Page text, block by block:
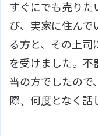
すぐにでも売り
び、実家に住んで
る方と、その上司
を受けました。不
当の方でしたので
際、何度となく話